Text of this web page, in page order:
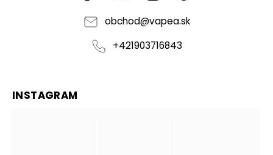
obchod@vapea.sk
+421903716843
INSTAGRAM